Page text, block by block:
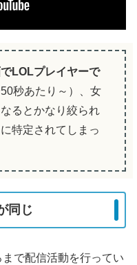
LOLプレイヤーで
秒あたり～）、女
るとかなり絞られ
特定されてしまっ
同じ
で配信活動を行ってい